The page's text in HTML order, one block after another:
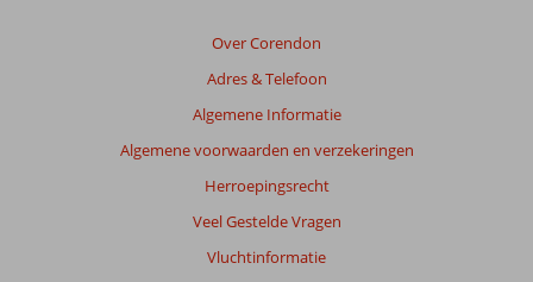
garanderen.
Over Corendon
Adres & Telefoon
Algemene Informatie
Algemene voorwaarden en verzekeringen
Herroepingsrecht
Veel Gestelde Vragen
Vluchtinformatie